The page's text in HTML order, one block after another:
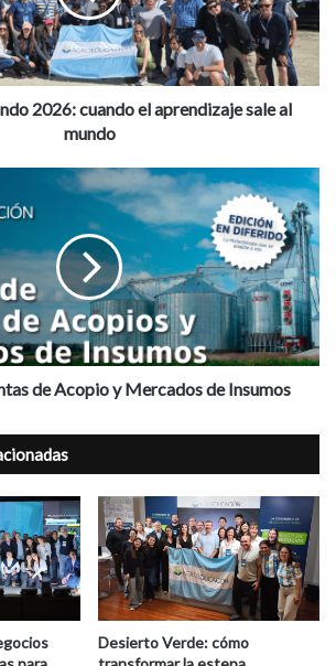
2026: cuando el aprendizaje sale al
mundo
de Acopio y Mercados de Insumos
Desierto Verde: cómo